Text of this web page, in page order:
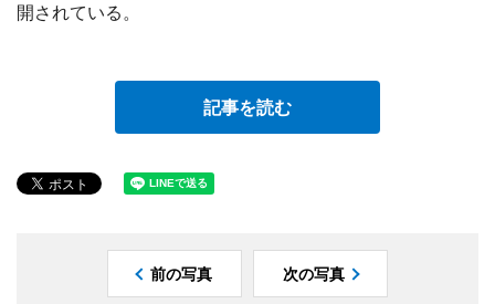
開されている。
記事を読む
前の写真 次の写真